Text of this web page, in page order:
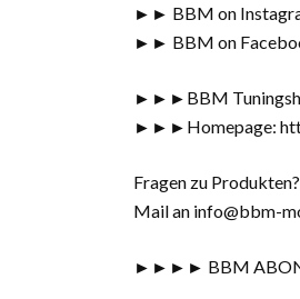
►► BBM on
►► BBM on
►►►BBM
►►►Homepage:
Fragen zu
Mail an info@bbm-
►►►► BBM